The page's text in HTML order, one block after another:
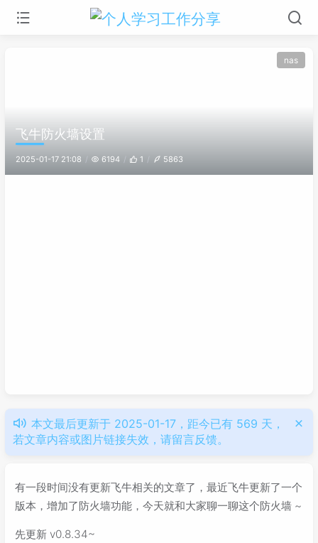
nas
飞牛防火墙设置
2025-01-17 21:08 6194 1 5863
本文最后更新于 2025-01-17，距今已有 569 天，
若文章内容或图片链接失效，请留言反馈。
有一段时间没有更新飞牛相关的文章了，最近飞牛更新了一个
版本，增加了防火墙功能，今天就和大家聊一聊这个防火墙 ~
先更新 v0.8.34~